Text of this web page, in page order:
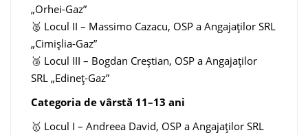
„Orhei-Gaz”
🥈 Locul II – Massimo Cazacu, OSP a Angajaților SRL
„Cimișlia-Gaz”
🥉 Locul III – Bogdan Creștian, OSP a Angajaților
SRL „Edineț-Gaz”
Categoria de vârstă 11–13 ani
🥇 Locul I – Andreea David, OSP a Angajaților SRL